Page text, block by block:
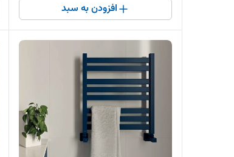
افزودن به سبد